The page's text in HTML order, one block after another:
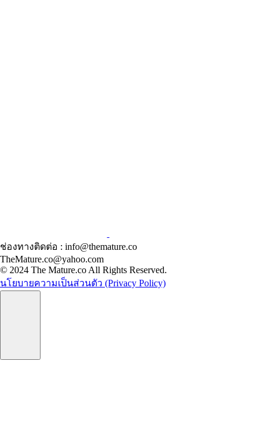
ช่องทางติดต่อ : info@themature.co
TheMature.co@yahoo.com
© 2024 The Mature.co All Rights Reserved.
นโยบายความเป็นส่วนตัว (Privacy Policy)